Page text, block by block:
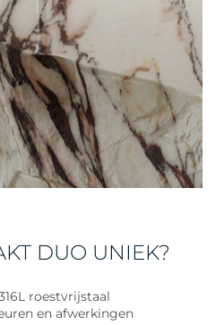
DUO UNIEK?
roestvrijstaal
en afwerkingen